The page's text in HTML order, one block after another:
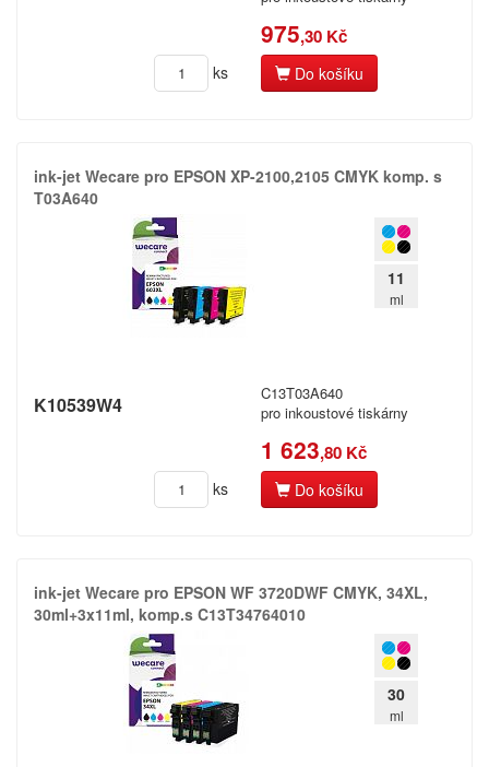
975,30 Kč
ks Do košíku
ink-​jet Wecare pro EPSON XP-​2100,​2105 CMYK komp.​ s
T03A640
11
ml
K10539W4
C13T03A640
pro inkoustové tiskárny
1 623,80 Kč
ks Do košíku
ink-​jet Wecare pro EPSON WF 3720DWF CMYK,​ 34XL,​
30ml+​3x11ml,​ komp.​s C13T34764010
30
ml